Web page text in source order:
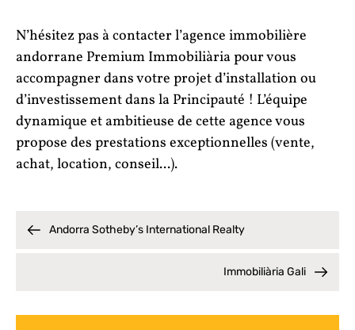
N’hésitez pas à contacter l’agence immobilière
andorrane Premium Immobiliària pour vous
accompagner dans votre projet d’installation ou
d’investissement dans la Principauté ! L’équipe
dynamique et ambitieuse de cette agence vous
propose des prestations exceptionnelles (vente,
achat, location, conseil...).
Andorra Sotheby’s International Realty
Immobiliària Gali